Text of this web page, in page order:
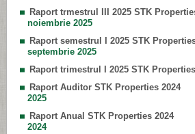
Raport trmestrul III 2025 STK
noiembrie 2025
Raport semestrul I 2025 STK
septembrie 2025
Raport trimestrul I 2025 STK
Raport Auditor STK
2025
Raport Anual STK
2024